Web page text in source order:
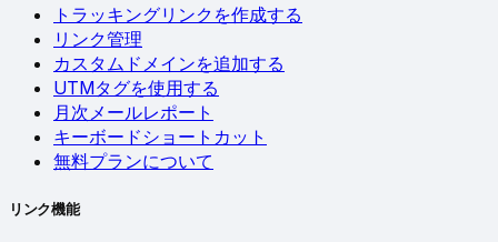
トラッキングリンクを作成する
リンク管理
カスタムドメインを追加する
UTMタグを使用する
月次メールレポート
キーボードショートカット
無料プランについて
リンク機能